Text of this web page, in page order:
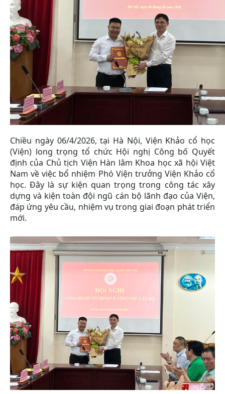
Chiều ngày 06/4/2026, tại Hà Nội, Viện Khảo cổ học
(Viện) long trọng tổ chức Hội nghị Công bố Quyết
định của Chủ tịch Viện Hàn lâm Khoa học xã hội Việt
Nam về việc bổ nhiệm Phó Viện trưởng Viện Khảo cổ
học. Đây là sự kiện quan trọng trong công tác xây
dựng và kiện toàn đội ngũ cán bộ lãnh đạo của Viện,
đáp ứng yêu cầu, nhiệm vụ trong giai đoạn phát triển
mới.